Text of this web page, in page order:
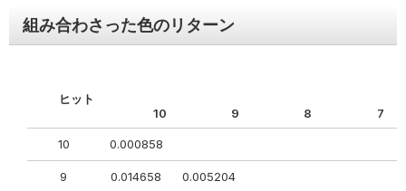
組み合わさった色のリターン
ヒット
10
9 8 7
10 0.000858
9 0.014658 0.005204